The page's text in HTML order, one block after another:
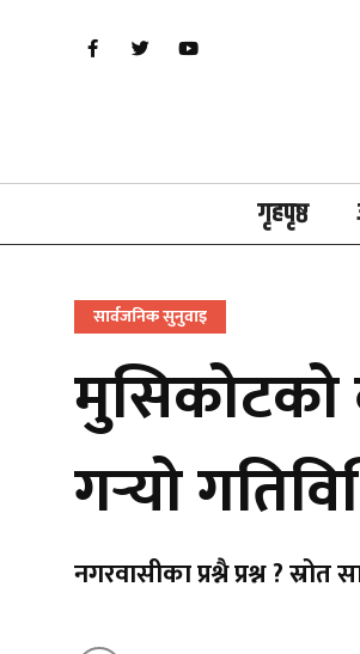
गृहपृष्ठ
सार्वजनिक सुनुवाइ
मुसिकोटको
गर्‍यो
नगरवासीका प्रश्नै प्रश्न ?